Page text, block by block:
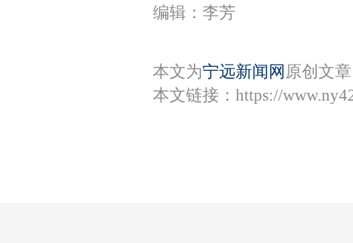
编辑：李芳
本文为宁远新闻网 原创文
本文链接： https://